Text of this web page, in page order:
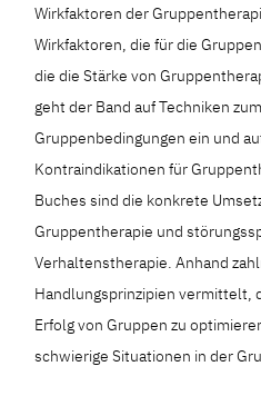
Wirkfaktoren der
Wirkfaktoren, die für die
die die Stärke von
geht der Band auf Techniken
Gruppenbedingungen ein und
Kontraindikationen für
Buches sind die konkrete
Gruppentherapie und
Verhaltenstherapie. Anhand
Handlungsprinzipien vermittelt,
Erfolg von Gruppen zu
schwierige Situationen in der